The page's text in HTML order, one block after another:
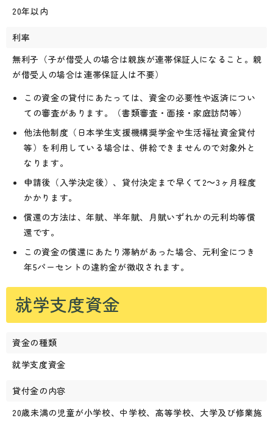
20年以内
利率
無利子（子が借受人の場合は親族が連帯保証人になること。親
が借受人の場合は連帯保証人は不要）
この資金の貸付にあたっては、資金の必要性や返済につい
ての審査があります。（書類審査・面接・家庭訪問等）
他法他制度（日本学生支援機構奨学金や生活福祉資金貸付
等）を利用している場合は、併給できませんので対象外と
なります。
申請後（入学決定後）、貸付決定まで早くて2～3ヶ月程度
かかります。
償還の方法は、年賦、半年賦、月賦いずれかの元利均等償
還です。
この資金の償還にあたり滞納があった場合、元利金につき
年5パーセントの違約金が徴収されます。
就学支度資金
資金の種類
就学支度資金
貸付金の内容
20歳未満の児童が小学校、中学校、高等学校、大学及び修業施